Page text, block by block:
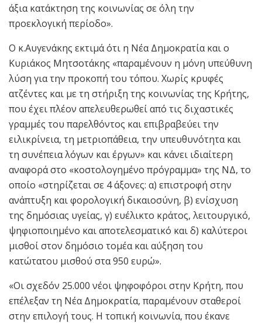
άξια κατάκτηση της κοινωνίας σε όλη την
προεκλογική περίοδο».
Ο κ.Αυγενάκης εκτιμά ότι η Νέα Δημοκρατία και ο
Κυριάκος Μητσοτάκης «παραμένουν η μόνη υπεύθυνη
λύση για την προκοπή του τόπου. Χωρίς κρυφές
ατζέντες και με τη στήριξη της κοινωνίας της Κρήτης,
που έχει πλέον απελευθερωθεί από τις διχαστικές
γραμμές του παρελθόντος και επιβραβεύει την
ειλικρίνεια, τη μετριοπάθεια, την υπευθυνότητα και
τη συνέπεια λόγων και έργων» και κάνει ιδιαίτερη
αναφορά στο «κοστολογημένο πρόγραμμα» της ΝΔ, το
οποίο «στηρίζεται σε 4 άξονες: α) επιστροφή στην
ανάπτυξη και φορολογική δικαιοσύνη, β) ενίσχυση
της δημόσιας υγείας, γ) ευέλικτο κράτος, λειτουργικό,
ψηφιοποιημένο και αποτελεσματικό και δ) καλύτεροι
μισθοί στον δημόσιο τομέα και αύξηση του
κατώτατου μισθού στα 950 ευρώ».
«Οι σχεδόν 25.000 νέοι ψηφοφόροι στην Κρήτη, που
επέλεξαν τη Νέα Δημοκρατία, παραμένουν σταθεροί
στην επιλογή τους. Η τοπική κοινωνία, που έκανε